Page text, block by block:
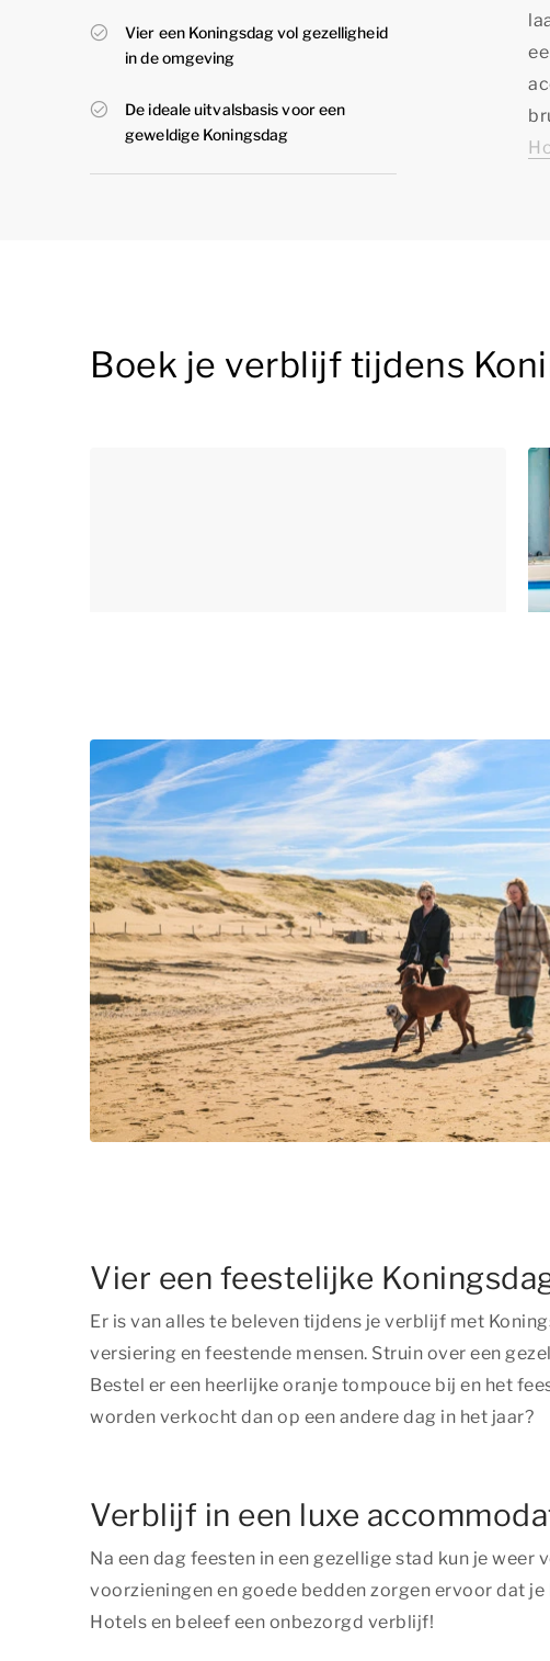
Vier een Koningsdag vol gezelligheid
in de omgeving
De ideale uitvalsbasis voor een
geweldige Koningsdag
Boek je verblijf tijdens
Vier een feestelijke
Er is van alles te beleven tijdens je verblijf met
versiering en feestende mensen. Struin over een
Bestel er een heerlijke oranje tompouce bij en het
worden verkocht dan op een andere dag in het jaar?
Verblijf in een luxe
Na een dag feesten in een gezellige stad kun je
voorzieningen en goede bedden zorgen ervoor dat
Hotels en beleef een onbezorgd verblijf!